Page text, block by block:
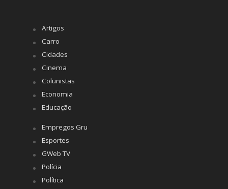
Artigos
Carro
Cidades
Cinema
Colunistas
Economia
Educação
Empregos Gru
Esportes
GWeb TV
Polícia
Política